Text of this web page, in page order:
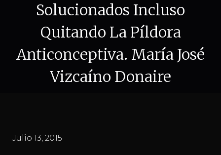
Solucionados Incluso
Quitando La Píldora
Anticonceptiva. María José
Vizcaíno Donaire
Julio 13, 2015